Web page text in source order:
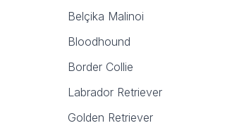
Belçika Malinoi
Bloodhound
Border Collie
Labrador Retriever
Golden Retriever